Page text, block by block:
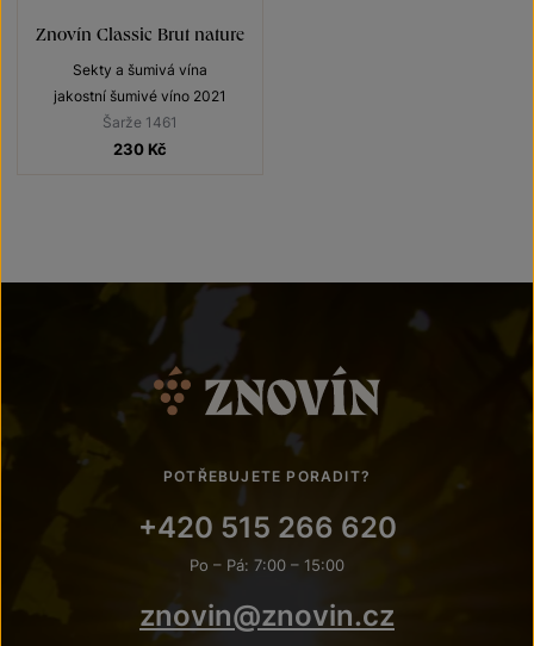
Znovín Classic Brut nature
Sekty a šumivá vína
jakostní šumivé víno 2021
Šarže 1461
230 Kč
POTŘEBUJETE PORADIT?
+420 515 266 620
Po – Pá: 7:00 – 15:00
znovin@znovin.cz